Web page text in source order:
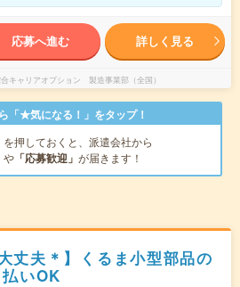
応募へ進む 詳しく見る
キャリアオプション 製造事業部（全国）
「★気になる！」をタップ！
を押しておくと、派遣会社から
や 「応募歓迎」 が届きます！
丈夫＊】くるま小型部品の
いOK